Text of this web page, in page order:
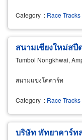
Category : Race Tracks
สนามเชียงใหม่สปี
Tumbol Nongkhwai,
สนามแข่งโคคาร์ท
Category : Race Tracks
บริษัท พัทยาคาร์ท